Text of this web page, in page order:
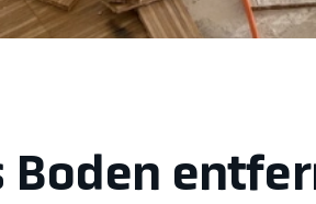
Boden